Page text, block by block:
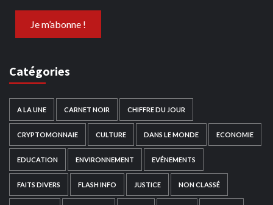
Catégories
A LA UNE CARNET NOIR CHIFFRE DU JOUR
CRYPTOMONNAIE CULTURE DANS LE MONDE ECONOMIE
EDUCATION ENVIRONNEMENT EVÉNEMENTS
FAITS DIVERS FLASH INFO JUSTICE NON CLASSÉ